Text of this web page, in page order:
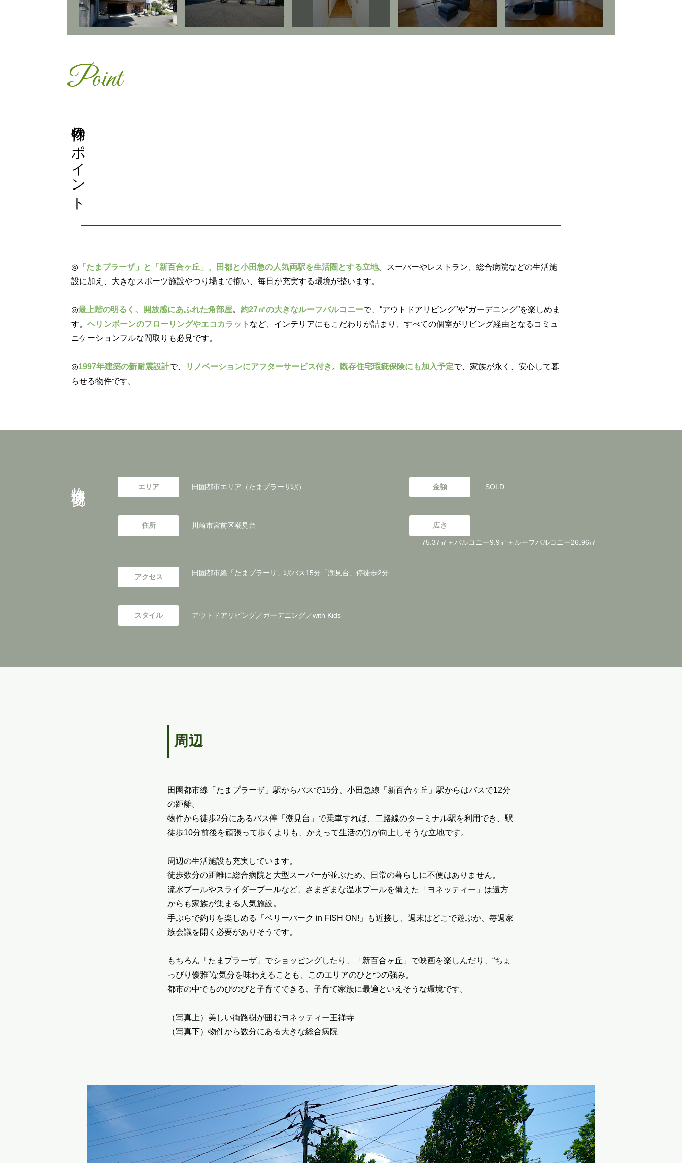
Point
物件のポイント
◎ 「たまプラーザ」と「新百合ヶ丘」、田都と小田急の人気両駅を生活圏とする立地。スーパーやレストラン、総合病院などの生活施
設に加え、大きなスポーツ施設やつり場まで揃い、毎日が充実する環境が整います。
◎最上階の明るく、開放感にあふれた角部屋。 約27㎡の大きなルーフバルコニーで、“アウトドアリビング”や“ガーデニング”を楽しめま
す。 ヘリンボーンのフローリングやエコカラット など、インテリアにもこだわりが詰まり、すべての個室がリビング経由となるコミュ
ニケーションフルな間取りも必見です。
◎1997年建築の新耐震設計で、 リノベーションにアフターサービス付き 。 既存住宅瑕疵保険にも加入予定で、家族が永く、安心して暮
らせる物件です。
エリア 田園都市エリア（たまプラーザ駅） 金額 SOLD
住所 川崎市宮前区潮見台 広さ
75.37㎡＋バルコニー9.9㎡＋ルーフバルコニー26.96㎡
アクセス 田園都市線「たまプラーザ」駅バス15分「潮見台」停徒歩2分
スタイル アウトドアリビング／ガーデニング／with Kids
周辺
田園都市線「たまプラーザ」駅からバスで15分、小田急線「新百合ヶ丘」駅からはバスで12分
の距離。
物件から徒歩2分にあるバス停「潮見台」で乗車すれば、二路線のターミナル駅を利用でき、駅
徒歩10分前後を頑張って歩くよりも、かえって生活の質が向上しそうな立地です。
周辺の生活施設も充実しています。
徒歩数分の距離に総合病院と大型スーパーが並ぶため、日常の暮らしに不便はありません。
流水プールやスライダープールなど、さまざまな温水プールを備えた「ヨネッティー」は遠方
からも家族が集まる人気施設。
手ぶらで釣りを楽しめる「ベリーパーク in FISH ON!」も近接し、週末はどこで遊ぶか、毎週家
族会議を開く必要がありそうです。
もちろん「たまプラーザ」でショッピングしたり、「新百合ヶ丘」で映画を楽しんだり、“ちょ
っぴり優雅”な気分を味わえることも、このエリアのひとつの強み。
都市の中でものびのびと子育てできる、子育て家族に最適といえそうな環境です。
（写真上）美しい街路樹が囲むヨネッティー王禅寺
（写真下）物件から数分にある大きな総合病院